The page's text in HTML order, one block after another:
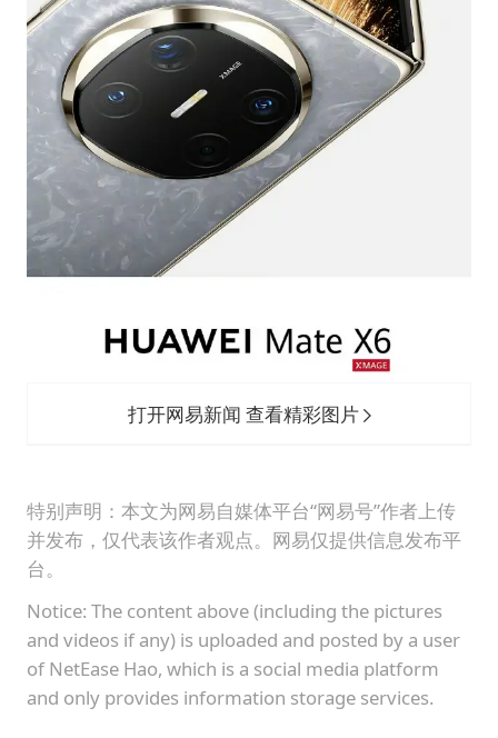
打开网易新闻 查看精彩图片
特别声明：本文为网易自媒体平台“网易号”作者上传
并发布，仅代表该作者观点。网易仅提供信息发布平
台。
Notice: The content above (including the pictures
and videos if any) is uploaded and posted by a user
of NetEase Hao, which is a social media platform
and only provides information storage services.